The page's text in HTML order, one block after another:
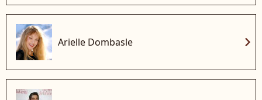
Arielle Dombasle chevron_right